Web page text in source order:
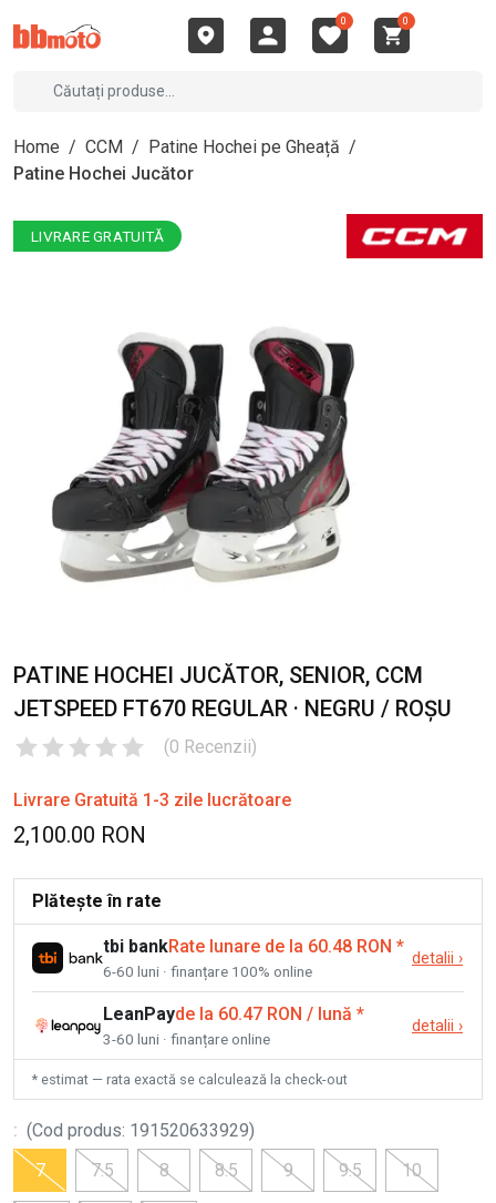
0 0
Home / CCM / Patine Hochei pe Gheață /
Patine Hochei Jucător
LIVRARE GRATUITĂ
PATINE HOCHEI JUCĂTOR, SENIOR, CCM
JETSPEED FT670 REGULAR · NEGRU / ROȘU
(0 Recenzii)
Livrare Gratuită 1-3 zile lucrătoare
2,100.00 RON
Plătește în rate
tbi bankRate lunare de la 60.48 RON *
6-60 luni · finanțare 100% online
detalii ›
LeanPayde la 60.47 RON / lună *
3-60 luni · finanțare online
detalii ›
* estimat — rata exactă se calculează la check-out
: (Cod produs: 191520633929)
7
7.5 8 8.5 9 9.5 10